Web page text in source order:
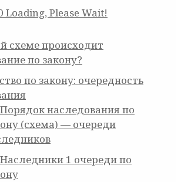
Loading, Please Wait!
схеме происходит
по закону?
по закону: очередность
Порядок наследования по
(схема) — очереди
Наследники 1 очереди по